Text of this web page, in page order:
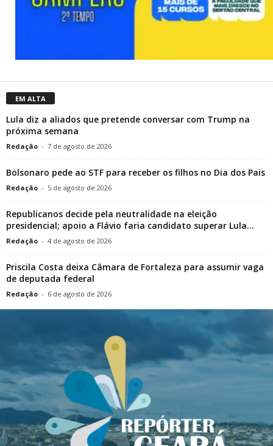
EM ALTA
Lula diz a aliados que pretende conversar com Trump na
próxima semana
Redação - 7 de agosto de 2026
Bolsonaro pede ao STF para receber os filhos no Dia dos Pais
Redação - 5 de agosto de 2026
Republicanos decide pela neutralidade na eleição
presidencial; apoio a Flávio faria candidato superar Lula...
Redação - 4 de agosto de 2026
Priscila Costa deixa Câmara de Fortaleza para assumir vaga
de deputada federal
Redação - 6 de agosto de 2026